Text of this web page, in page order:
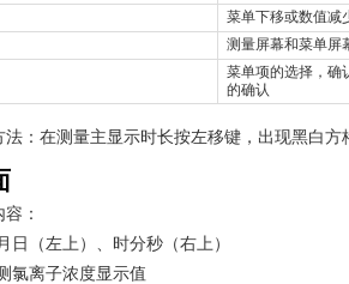
菜单下移或数值减
测量屏幕和菜单屏
菜单项的选择，确
的确认
法：在测量主显示时长按左移键，出现黑白
：
日（左上）、时分秒（右上）
氯离子浓度显示值